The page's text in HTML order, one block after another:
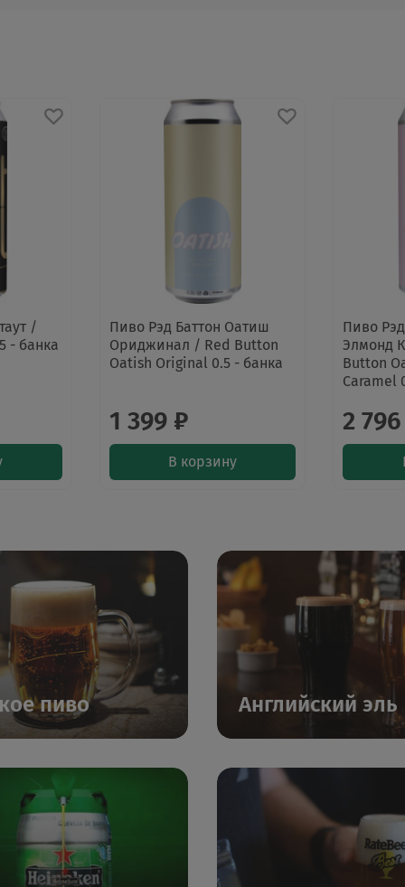
/
- банка
Пиво Рэд Баттон Оатиш
Ориджинал / Red Button
Oatish Original 0.5 - банка
1 399 ₽
В корзину
Пиво
Элмонд
Button
Caramel
2
пиво Английский эль